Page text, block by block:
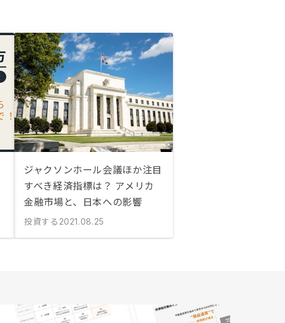
ジャクソンホール会議ほか注目
すべき経済指標は？ アメリカ
金融市場と、日本への影響
投資する 2021.08.25